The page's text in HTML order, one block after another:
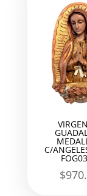
C/
$